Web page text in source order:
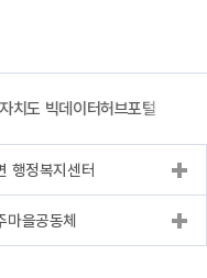
치도 빅데이터허브포털
행정복지센터
마을공동체